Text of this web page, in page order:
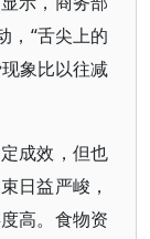
，“舌尖上的
象比以往减
成效，但也
日益严峻，
高。食物资